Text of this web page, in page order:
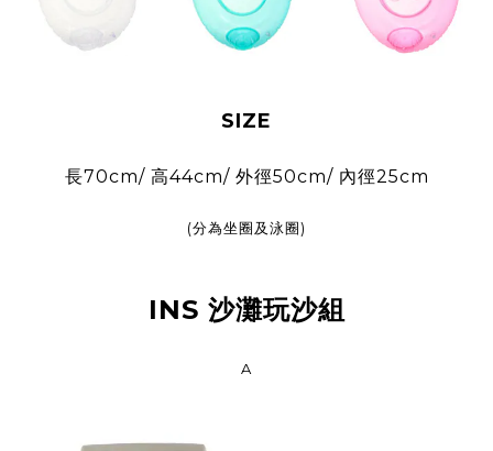
SIZE
長70cm/ 高44cm/ 外徑50cm/ 內徑25cm
(分為坐圈及泳圈)
INS 沙灘玩沙組
A